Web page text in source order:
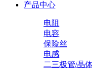
产品中心
电阻
电容
保险丝
电感
二三极管/晶